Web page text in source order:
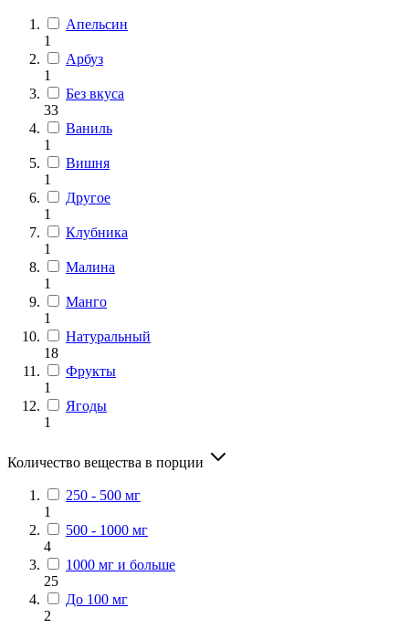
Апельсин
1
Арбуз
1
Без вкуса
33
Ваниль
1
Вишня
1
Другое
1
Клубника
1
Малина
1
Манго
1
Натуральный
18
Фрукты
1
Ягоды
1
Количество вещества в порции
250 - 500 мг
1
500 - 1000 мг
4
1000 мг и больше
25
До 100 мг
2